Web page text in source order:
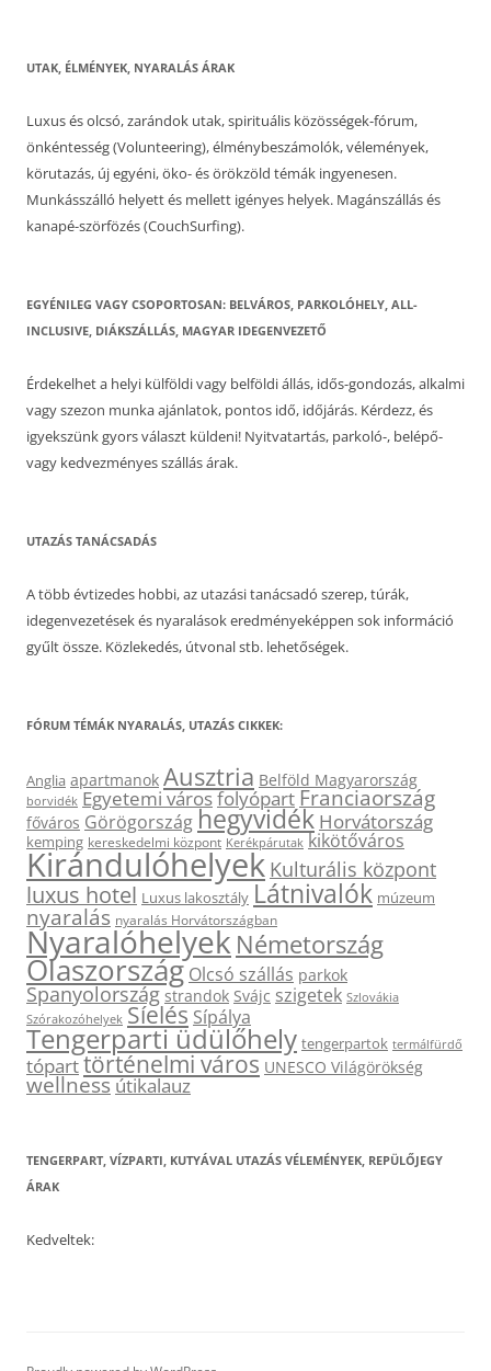
UTAK, ÉLMÉNYEK, NYARALÁS ÁRAK
Luxus és olcsó, zarándok utak, spirituális közösségek-fórum,
önkéntesség (Volunteering), élménybeszámolók, vélemények,
körutazás, új egyéni, öko- és örökzöld témák ingyenesen.
Munkásszálló helyett és mellett igényes helyek. Magánszállás és
kanapé-szörfözés (CouchSurfing).
EGYÉNILEG VAGY CSOPORTOSAN: BELVÁROS, PARKOLÓHELY, ALL-
INCLUSIVE, DIÁKSZÁLLÁS, MAGYAR IDEGENVEZETŐ
Érdekelhet a helyi külföldi vagy belföldi állás, idős-gondozás, alkalmi
vagy szezon munka ajánlatok, pontos idő, időjárás. Kérdezz, és
igyekszünk gyors választ küldeni! Nyitvatartás, parkoló-, belépő-
vagy kedvezményes szállás árak.
UTAZÁS TANÁCSADÁS
A több évtizedes hobbi, az utazási tanácsadó szerep, túrák,
idegenvezetések és nyaralások eredményeképpen sok információ
gyűlt össze. Közlekedés, útvonal stb. lehetőségek.
FÓRUM TÉMÁK NYARALÁS, UTAZÁS CIKKEK:
Anglia apartmanok Ausztria Belföld Magyarország
borvidék Egyetemi városfolyópartFranciaország
főváros Görögországhegyvidék Horvátország
kemping kereskedelmi központ Kerékpárutak kikötőváros
Kirándulóhelyek Kulturális központ
luxus hotel Luxus lakosztály Látnivalók múzeum
nyaralás nyaralás Horvátországban
Nyaralóhelyek Németország
Olaszország Olcsó szállás parkok
Spanyolország strandok Svájc szigetek Szlovákia
Szórakozóhelyek Síelés Sípálya
Tengerparti üdülőhely tengerpartok termálfürdő
tóparttörténelmi város UNESCO Világörökség
wellnessútikalauz
TENGERPART, VÍZPARTI, KUTYÁVAL UTAZÁS VÉLEMÉNYEK, REPÜLŐJEGY
ÁRAK
Kedveltek: